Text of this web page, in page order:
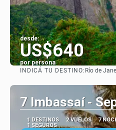
desde:
US$640
por persona
INDICÁ TU DESTINO: Río de
7 Imbassaí -
1 DESTINOS 2 VUELOS 7
1 SEGUROS